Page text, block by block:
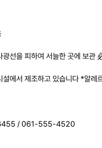
선을 피하여 서늘한 곳에 보
에서 제조하고 있습니다 *알
6455 / 061-555-4520